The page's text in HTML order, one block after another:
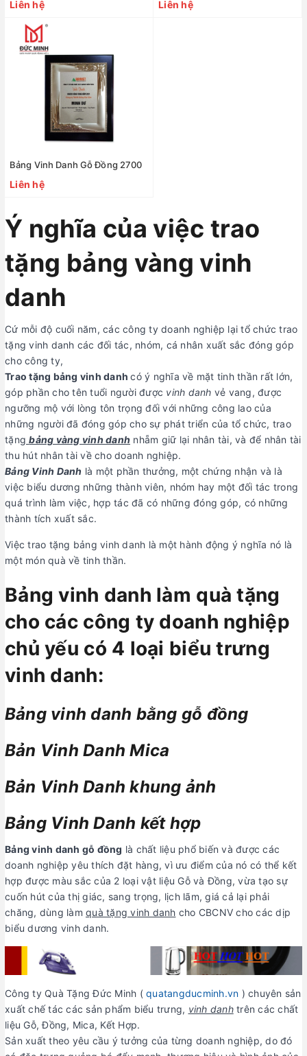
Liên hệ Liên hệ
Bảng Vinh Danh Gỗ Đồng 2700
Liên hệ
Ý nghĩa của việc trao
tặng bảng vàng vinh
danh
Cứ mỗi độ cuối năm, các công ty doanh nghiệp lại tổ chức trao
tặng vinh danh các đối tác, nhóm, cá nhân xuất sắc đóng góp
cho công ty,
Trao tặng bảng vinh danhcó ý nghĩa về mặt tinh thần rất lớn,
góp phần cho tên tuổi người được vinh danh vẻ vang, được
ngưỡng mộ với lòng tôn trọng đối với những công lao của
những người đã đóng góp cho sự phát triển của tổ chức, trao
tặng bảng vàng vinh danh nhẵm giữ lại nhân tài, và để nhân tài
thu hút nhân tài về cho doanh nghiệp.
Bảng Vinh Danh là một phần thưởng, một chứng nhận và là
việc biểu dương những thành viên, nhóm hay một đối tác trong
quá trình làm việc, hợp tác đã có những đóng góp, có những
thành tích xuất sắc.
Việc trao tặng bảng vinh danh là một hành động ý nghĩa nó là
một món quà về tinh thần.
Bảng vinh danh làm quà tặng
cho các công ty doanh nghiệp
chủ yếu có 4 loại biểu trưng
vinh danh:
Bảng vinh danh bằng gỗ đồng
Bản Vinh Danh Mica
Bản Vinh Danh khung ảnh
Bảng Vinh Danh kết hợp
Bảng vinh danh gỗ đồng là chất liệu phổ biến và được các
doanh nghiệp yêu thích đặt hàng, vì ưu điểm của nó có thể kết
hợp được màu sắc của 2 loại vật liệu Gỗ và Đồng, vừa tạo sự
cuốn hút của thị giác, sang trọng, lịch lãm, giá cả lại phải
chăng, dùng làm quà tặng vinh danh cho CBCNV cho các dịp
biểu dương vinh danh.
Công ty Quà Tặng Đức Minh ( quatangducminh.vn ) chuyên sản
xuất chế tác các sản phẩm biểu trưng, vinh danhtrên các chất
liệu Gỗ, Đồng, Mica, Kết Hợp.
Sản xuất theo yêu cầu ý tưởng của từng doanh nghiệp, do đó